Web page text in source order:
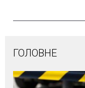
ГОЛОВНЕ